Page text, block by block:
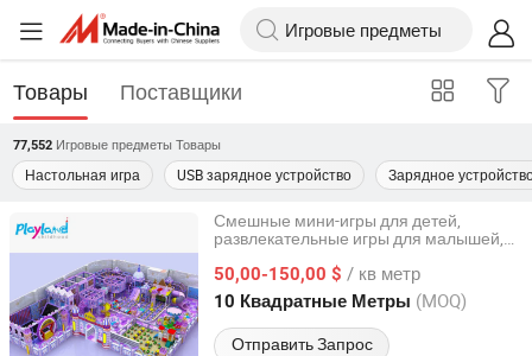
Товары Поставщики
77,552 Игровые предметы Товары
Настольная игра USB зарядное устройство Зарядное
Смешные мини-игры для детей,
развлекательные игры для малышей,
50,00-150,00 $ / кв метр
10 Квадратные Метры (MOQ)
Отправить Запрос
Guangzhou Childhood Playland Co., Ltd.
Guangdong, China с 2019